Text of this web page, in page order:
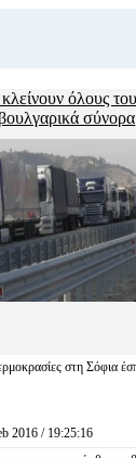
όλους
σύνορα
στη Σόφια
2016 / 19:25:16